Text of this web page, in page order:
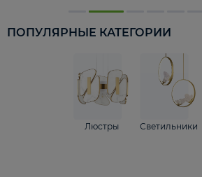
ПОПУЛЯРНЫЕ КАТЕГОРИИ
Люстры Светильники